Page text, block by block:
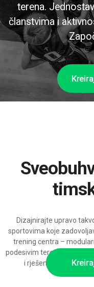
terena.
članstvima i
Sveobuhvatan softver za
Dizajnirajte upravo
sportovima koje
trening centra –
podesivim terenima,
i rješenjima za